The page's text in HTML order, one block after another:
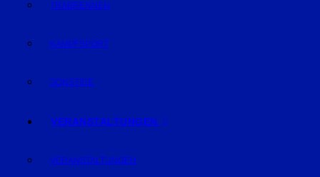
TRABRENNEN
KAMPFSPORT
SONSTIGE
VERANSTALTUNGEN
VERANSTALTUNGEN